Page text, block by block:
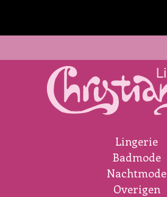
Lingerie
Badmode
Nachtmode
Overigen